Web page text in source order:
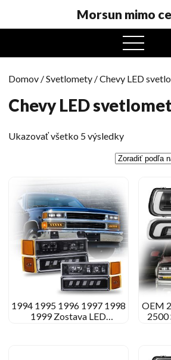
Morsun mimo
otvorený
menu
Domov /Svetlomety / Chevy LED
Chevy LED
Ukazovať všetko 5 výsledkyZoradené
najnovších
1994 1995 1996 1997 1998
1999 Zostava LED
OEM
2500